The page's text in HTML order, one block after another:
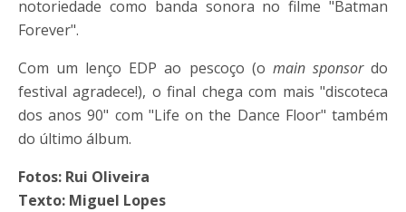
notoriedade como banda sonora no filme "Batman
Forever".
Com um lenço EDP ao pescoço (o main sponsordo
festival agradece!), o final chega com mais "discoteca
dos anos 90" com "Life on the Dance Floor" também
do último álbum.
Fotos: Rui Oliveira
Texto: Miguel Lopes